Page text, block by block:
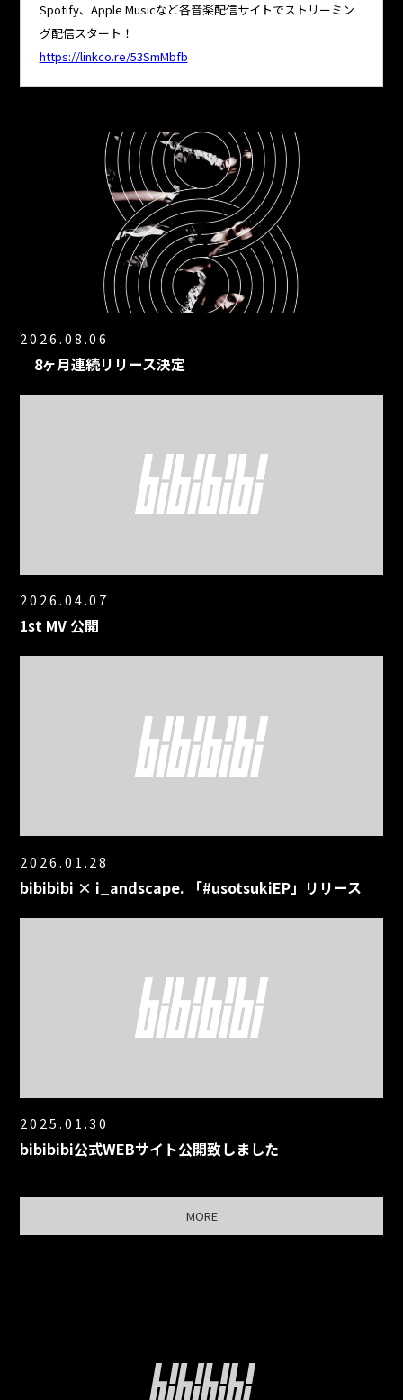
Spotify、Apple Musicなど各音楽配信サイトでストリーミン
グ配信スタート！
https://linkco.re/53SmMbfb
2026.08.06
8ヶ月連続リリース決定
2026.04.07
1st MV 公開
2026.01.28
bibibibi × i_andscape. 「#usotsukiEP」リリース
2025.01.30
bibibibi公式WEBサイト公開致しました
MORE